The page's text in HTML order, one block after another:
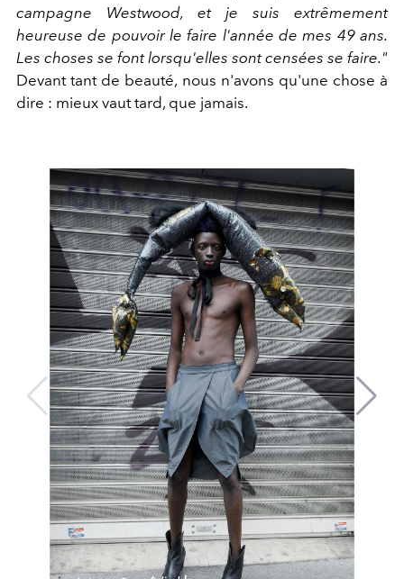
campagne Westwood, et je suis extrêmement
heureuse de pouvoir le faire l'année de mes 49 ans.
Les choses se font lorsqu'elles sont censées se faire."
Devant tant de beauté, nous n'avons qu'une chose à
dire : mieux vaut tard, que jamais.